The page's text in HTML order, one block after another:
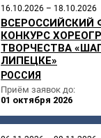
16.10.2026 – 18.10.2026
ВСЕРОССИЙСКИЙ
КОНКУРС
ТВОРЧЕСТВА
ЛИПЕЦКЕ»
РОССИЯ
Приём заявок до:
01 октября 2026